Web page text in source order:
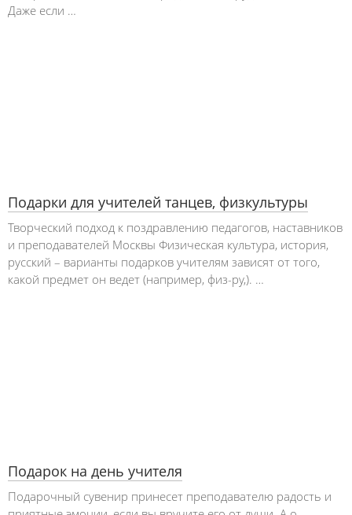
Даже если …
Подарки для учителей танцев, физкультуры
Творческий подход к поздравлению педагогов, наставников
и преподавателей Москвы Физическая культура, история,
русский – варианты подарков учителям зависят от того,
какой предмет он ведет (например, физ-ру,). …
Подарок на день учителя
Подарочный сувенир принесет преподавателю радость и